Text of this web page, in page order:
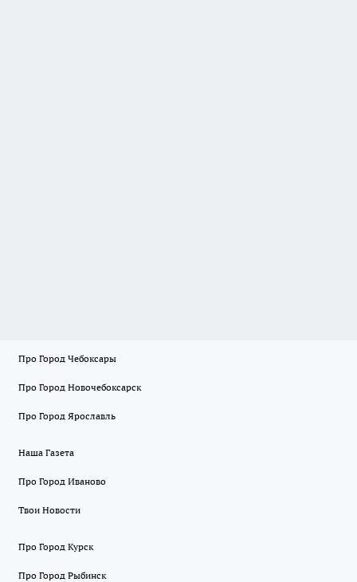
Про Город Чебоксары
Про Город Новочебоксарск
Про Город Ярославль
Наша Газета
Про Город Иваново
Твои Новости
Про Город Курск
Про Город Рыбинск